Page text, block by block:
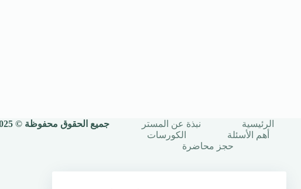
الرئيسية
نبذة عن المستر
أهم الأسئلة
الكورسات
حجز محاضرة
جميع الحقوق محفوظة © 2025 | أستاذ محمود السني